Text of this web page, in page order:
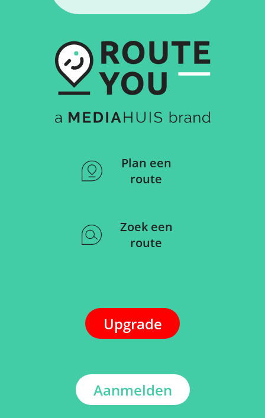
Plan een
route
Zoek een
route
Upgrade
Aanmelden